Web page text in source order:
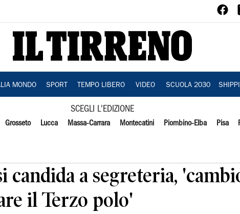
MONDO SPORT TEMPO LIBERO VIDEO SCUOLA 2030
SCEGLI L'EDIZIONE
Grosseto Lucca Massa-Carrara Montecatini Piombino-Elba Pisa
candida a segreteria,
il Terzo polo'